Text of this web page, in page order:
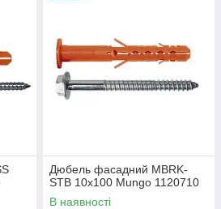
Дюбель фасадний MBRK-
STB 10х100 Mungo 1120710
В наявності